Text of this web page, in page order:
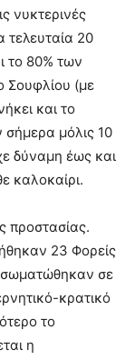
νυκτερινές
τελευταία 20
το 80% των
Σουφλίου (με
και το
σήμερα μόλις 10
δύναμη έως και
καλοκαίρι.
προστασίας.
23 Φορείς
σε
κρατικό
το
η